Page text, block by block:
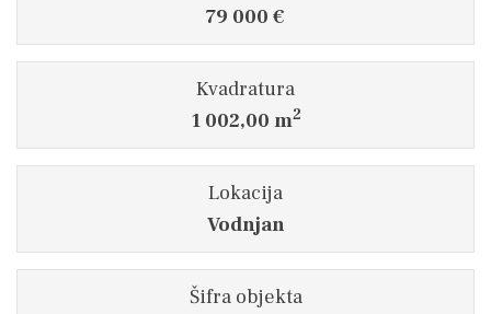
79 000 €
Kvadratura
1 002,00 m2
Lokacija
Vodnjan
Šifra objekta